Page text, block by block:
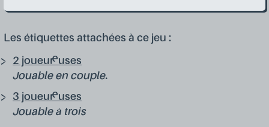
Les étiquettes attachées à ce jeu :
2 joueur·euses
Jouable en couple.
3 joueur·euses
Jouable à trois